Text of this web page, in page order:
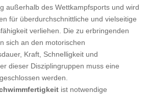
außerhalb des Wettkampfsports und wird
für überdurchschnittliche und vielseitige
verliehen. Die zu erbringenden
sich an den motorischen
Kraft, Schnelligkeit und
dieser Disziplingruppen muss eine
werden.
ist notwendige